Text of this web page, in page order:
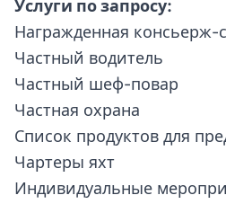
Услуги по запросу:
Награжденная консьерж-
Частный водитель
Частный шеф-повар
Частная охрана
Список продуктов для
Чартеры яхт
Индивидуальные